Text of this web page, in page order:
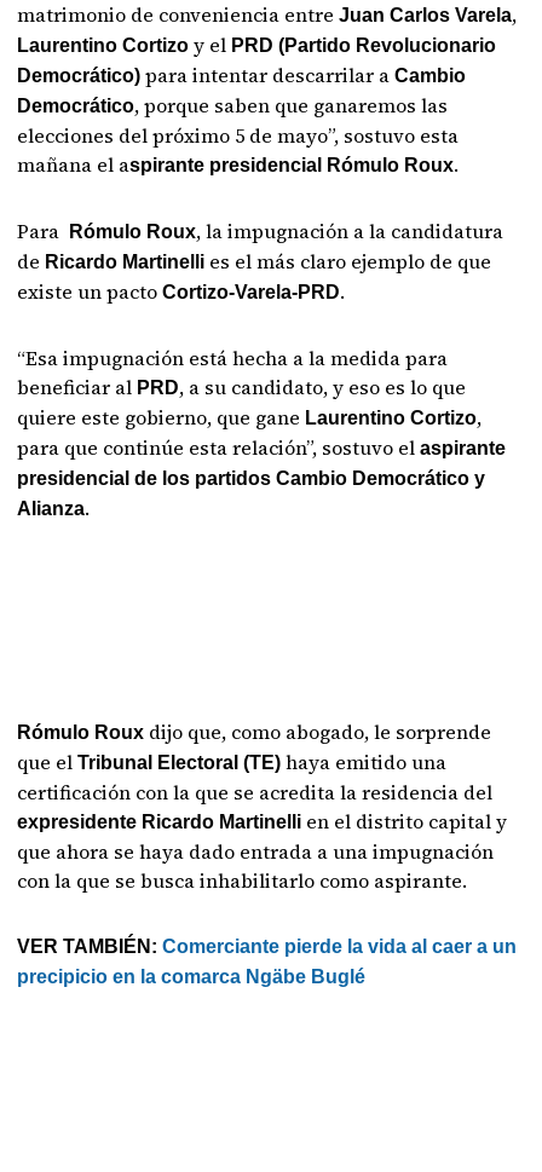
matrimonio de conveniencia entreJuan Carlos Varela,
Laurentino Cortizo y el PRD (Partido Revolucionario
Democrático) para intentar descarrilar aCambio
Democrático, porque saben que ganaremos las
elecciones del próximo 5 de mayo”, sostuvo esta
mañana el aspirante presidencial Rómulo Roux.
Para Rómulo Roux, la impugnación a la candidatura
de Ricardo Martinelli es el más claro ejemplo de que
existe un pacto Cortizo-Varela-PRD.
“Esa impugnación está hecha a la medida para
beneficiar al PRD, a su candidato, y eso es lo que
quiere este gobierno, que gane Laurentino Cortizo,
para que continúe esta relación”, sostuvo elaspirante
presidencial de los partidos Cambio Democrático y
Alianza.
Rómulo Roux dijo que, como abogado, le sorprende
que elTribunal Electoral (TE)haya emitido una
certificación con la que se acredita la residencia del
expresidente Ricardo Martinelli en el distrito capital y
que ahora se haya dado entrada a una impugnación
con la que se busca inhabilitarlo como aspirante.
VER TAMBIÉN:Comerciante pierde la vida al caer a un
precipicio en la comarca Ngäbe Buglé